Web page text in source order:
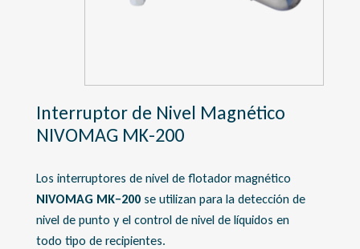
Interruptor de Nivel Magnético
NIVOMAG MK-200
Los interruptores de nivel de flotador magnético
NIVOMAG MK−200 se utilizan para la detección de
nivel de punto y el control de nivel de líquidos en
todo tipo de recipientes.